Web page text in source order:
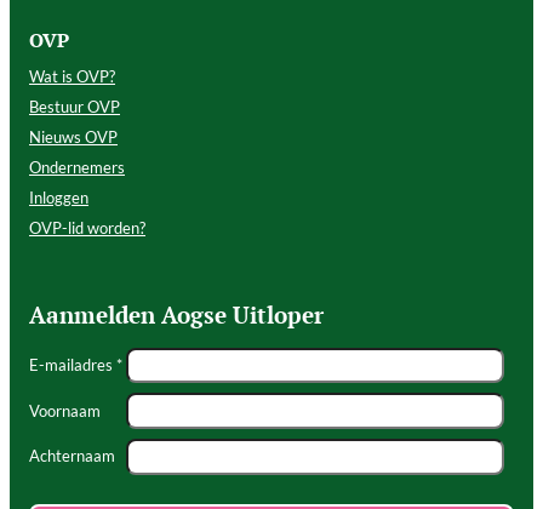
OVP
Wat is OVP?
Bestuur OVP
Nieuws OVP
Ondernemers
Inloggen
OVP-lid worden?
Aanmelden Aogse Uitloper
E-mailadres *
Voornaam
Achternaam